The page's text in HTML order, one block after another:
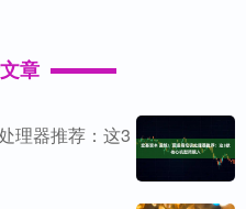
章
理器推荐：这3